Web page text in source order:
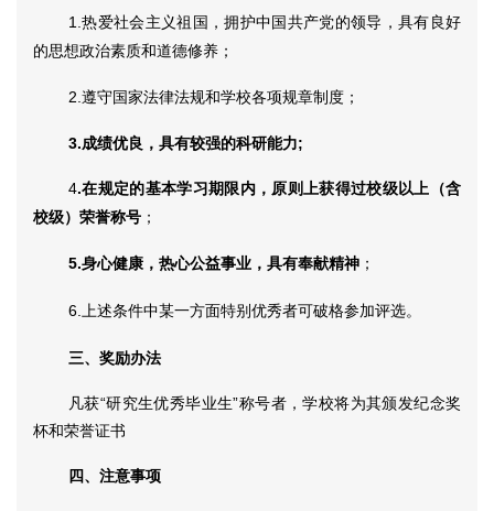
1. 热爱社会主义祖国，拥护中国共产党的领导，具有良好
的思想政治素质和道德修养；
2. 遵守国家法律法规和学校各项规章制度；
3.成绩优良，具有较强的科研能力;
4.在规定的基本学习期限内，原则上获得过校级以上（含
校级）荣誉称号 ；
5.身心健康，热心公益事业，具有奉献精神 ；
6. 上述条件中某一方面特别优秀者可破格参加评选。
三、奖励办法
凡获“研究生优秀毕业生”称号者，学校将为其颁发纪念奖
杯和荣誉证书
四、注意事项